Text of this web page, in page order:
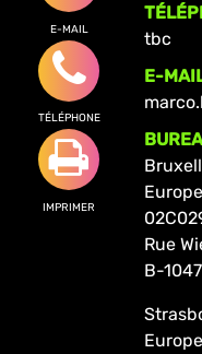
E-MAIL
TÉLÉPHONE
IMPRIMER
tbc
E-
Rue
B-